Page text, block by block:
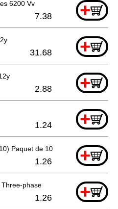
6200 Vv +
7.38
+
31.68
+
2.88
+
1.24
Paquet de 10 +
1.26
Three-phase +
1.26